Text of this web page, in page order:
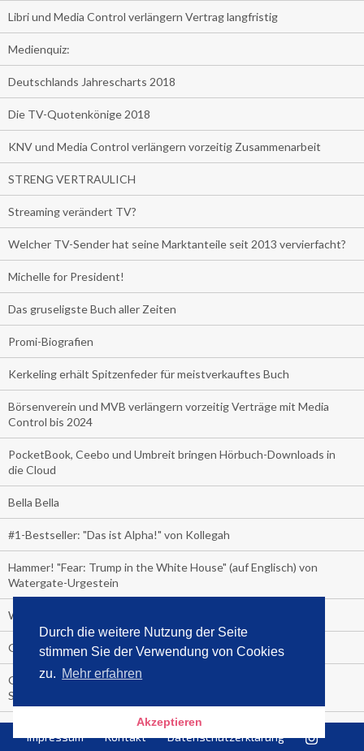
Durch die weitere Nutzung der Seite
stimmen Sie der Verwendung von Cookies
zu. Mehr erfahren
Akzeptieren
Libri und Media Control verlängern Vertrag langfristig
Medienquiz:
Deutschlands Jahrescharts 2018
Die TV-Quotenkönige 2018
KNV und Media Control verlängern vorzeitig Zusammenarbeit
STRENG VERTRAULICH
Streaming verändert TV?
Welcher TV-Sender hat seine Marktanteile seit 2013 vervierfacht?
Michelle for President!
Das gruseligste Buch aller Zeiten
Promi-Biografien
Kerkeling erhält Spitzenfeder für meistverkauftes Buch
Börsenverein und MVB verlängern vorzeitig Verträge mit Media
Control bis 2024
PocketBook, Ceebo und Umbreit bringen Hörbuch-Downloads in
die Cloud
Bella Bella
#1-Bestseller: "Das ist Alpha!" von Kollegah
Hammer! "Fear: Trump in the White House" (auf Englisch) von
Watergate-Urgestein
Wie alt sind die TV-Zuschauer
Geisterfahrer auf Überholspur
Gegen Einsamkeit: Single-Haushalte schauen täglich fast 6
Stunden TV
Impressum Kontakt Datenschutzerklärung